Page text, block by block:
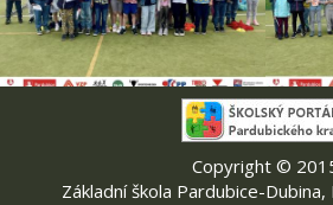
Copyright ©
Základní škola Pardubice-